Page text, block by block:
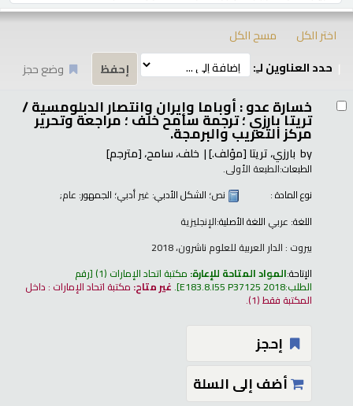
اختر الكل
مسح الكل
حدد العناوين لـِ:
وضع حجز
خسارة عدو : أوباما وإيران وانتصار الدبلومسية /
تريتا بارزي ؛ ترجمة سامح خلف ؛ مراجعة وتحرير
مركز التعريب والبرمجة.
by بارزي، تريتا[مؤلف.] خلف، سامح،[مترجم]
الطبعات:الطبعة الأولى.
نوع المادة :
نص؛ الشكل الأدبي: غير أدبي؛ الجمهور: عام;
اللغة: عربي اللغة الأصلية:الإنجليزية
بيروت : الدار العربية للعلوم ناشرون، 2018
الإتاحة:المواد المتاحة للإعارة: مكتبة اتحاد الإمارات (1) رقم
الطلب:E183.8.I55 P37125 2018
.غير متاح: مكتبة اتحاد الإمارات : داخل
المكتبة فقط(1).
إحجز
أضف إلى السلة